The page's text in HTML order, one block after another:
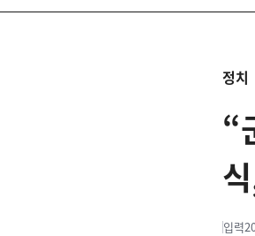
정치
“
입력